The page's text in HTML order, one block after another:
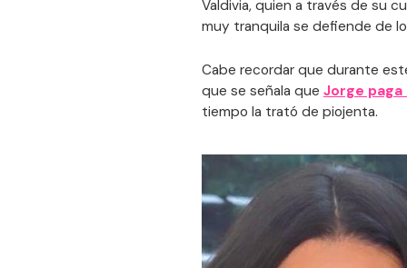
Valdivia, quien a través de su
muy tranquila se defiende de
Cabe recordar que durante
que se señala que Jorge
tiempo la trató de piojenta.